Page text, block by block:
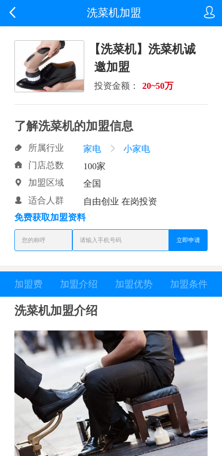

 洗菜机加盟
【洗菜机】洗菜机诚
邀加盟
投资金额： 20~50万
了解洗菜机的加盟信息
 所属行业 家电  小家电
 门店总数 100家
 加盟区域 全国
 适合人群
自由创业 在岗投资
免费获取加盟资料
立即申请
加盟费 加盟介绍 加盟优势 加盟条件
洗菜机加盟介绍